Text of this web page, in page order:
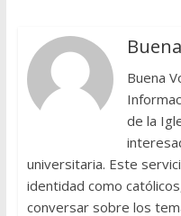
Buena
de la
universitaria. Este
identidad como
conversar sobre los